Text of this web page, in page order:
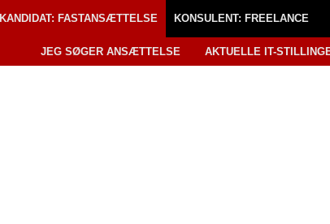
KANDIDAT: FASTANSÆTTELSE KONSULENT: FREELANCE
JEG SØGER ANSÆTTELSE AKTUELLE IT-